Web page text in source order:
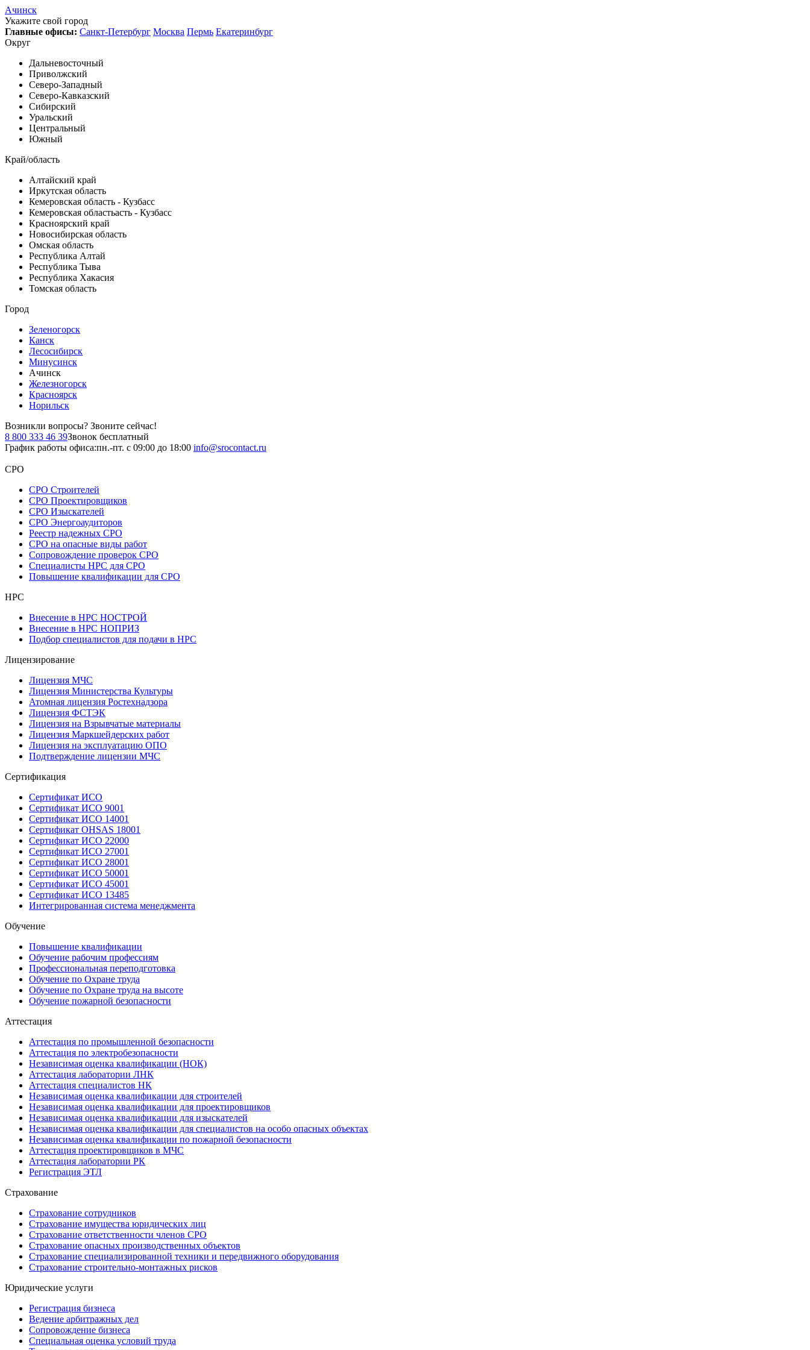
Ачинск
Укажите свой город
Главные офисы: Санкт-Петербург Москва Пермь Екатеринбург
Округ
Дальневосточный
Приволжский
Северо-Западный
Северо-Кавказский
Сибирский
Уральский
Центральный
Южный
Край/область
Алтайский край
Иркутская область
Кемеровская область - Кузбасс
Кемеровская областьасть - Кузбасс
Красноярский край
Новосибирская область
Омская область
Республика Алтай
Республика Тыва
Республика Хакасия
Томская область
Город
Зеленогорск
Канск
Лесосибирск
Минусинск
Ачинск
Железногорск
Красноярск
Норильск
Возникли вопросы? Звоните сейчас!
8 800 333 46 39Звонок бесплатный
График работы офиса:пн.-пт. с 09:00 до 18:00 info@srocontact.ru
СРО
СРО Строителей
СРО Проектировщиков
СРО Изыскателей
СРО Энергоаудиторов
Реестр надежных СРО
СРО на опасные виды работ
Сопровождение проверок СРО
Специалисты НРС для СРО
Повышение квалификации для СРО
НРС
Внесение в НРС НОСТРОЙ
Внесение в НРС НОПРИЗ
Подбор специалистов для подачи в НРС
Лицензирование
Лицензия МЧС
Лицензия Министерства Культуры
Атомная лицензия Ростехнадзора
Лицензия ФСТЭК
Лицензия на Взрывчатые материалы
Лицензия Маркшейдерских работ
Лицензия на эксплуатацию ОПО
Подтверждение лицензии МЧС
Сертификация
Сертификат ИСО
Сертификат ИСО 9001
Сертификат ИСО 14001
Сертификат OHSAS 18001
Сертификат ИСО 22000
Сертификат ИСО 27001
Сертификат ИСО 28001
Сертификат ИСО 50001
Сертификат ИСО 45001
Сертификат ИСО 13485
Интегрированная система менеджмента
Обучение
Повышение квалификации
Обучение рабочим профессиям
Профессиональная переподготовка
Обучение по Охране труда
Обучение по Охране труда на высоте
Обучение пожарной безопасности
Аттестация
Аттестация по промышленной безопасности
Аттестация по электробезопасности
Независимая оценка квалификации (НОК)
Аттестация лаборатории ЛНК
Аттестация специалистов НК
Независимая оценка квалификации для строителей
Независимая оценка квалификации для проектировщиков
Независимая оценка квалификации для изыскателей
Независимая оценка квалификации для специалистов на особо опасных объектах
Независимая оценка квалификации по пожарной безопасности
Аттестация проектировщиков в МЧС
Аттестация лаборатории РК
Регистрация ЭТЛ
Страхование
Страхование сотрудников
Страхование имущества юридических лиц
Страхование ответственности членов СРО
Страхование опасных производственных объектов
Страхование специализированной техники и передвижного оборудования
Страхование строительно-монтажных рисков
Юридические услуги
Регистрация бизнеса
Ведение арбитражных дел
Сопровождение бизнеса
Специальная оценка условий труда